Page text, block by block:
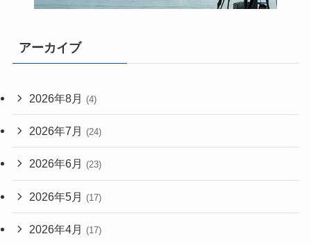
アーカイブ
2026年8月 (4)
2026年7月 (24)
2026年6月 (23)
2026年5月 (17)
2026年4月 (17)